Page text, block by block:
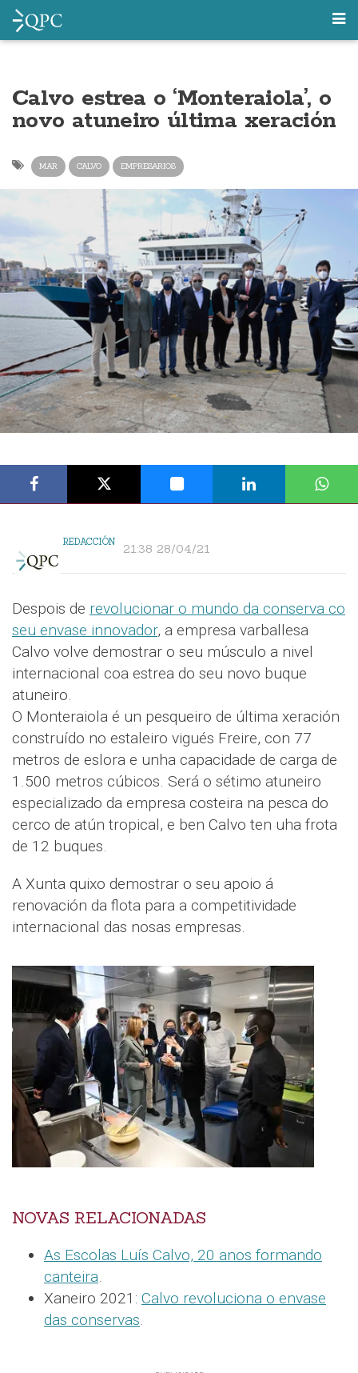
Calvo estrea o ‘Monteraiola’, o
novo atuneiro última xeración
MAR CALVO EMPRESARIOS
REDACCIÓN 21:38 28/04/21
Despois de revolucionar o mundo da conserva co
seu envase innovador, a empresa varballesa
Calvo volve demostrar o seu músculo a nivel
internacional coa estrea do seu novo buque
atuneiro.
O Monteraiola é un pesqueiro de última xeración
construído no estaleiro vigués Freire, con 77
metros de eslora e unha capacidade de carga de
1.500 metros cúbicos. Será o sétimo atuneiro
especializado da empresa costeira na pesca do
cerco de atún tropical, e ben Calvo ten uha frota
de 12 buques.
A Xunta quixo demostrar o seu apoio á
renovación da flota para a competitividade
internacional das nosas empresas.
NOVAS RELACIONADAS
As Escolas Luís Calvo, 20 anos formando
canteira.
Xaneiro 2021: Calvo revoluciona o envase
das conservas.